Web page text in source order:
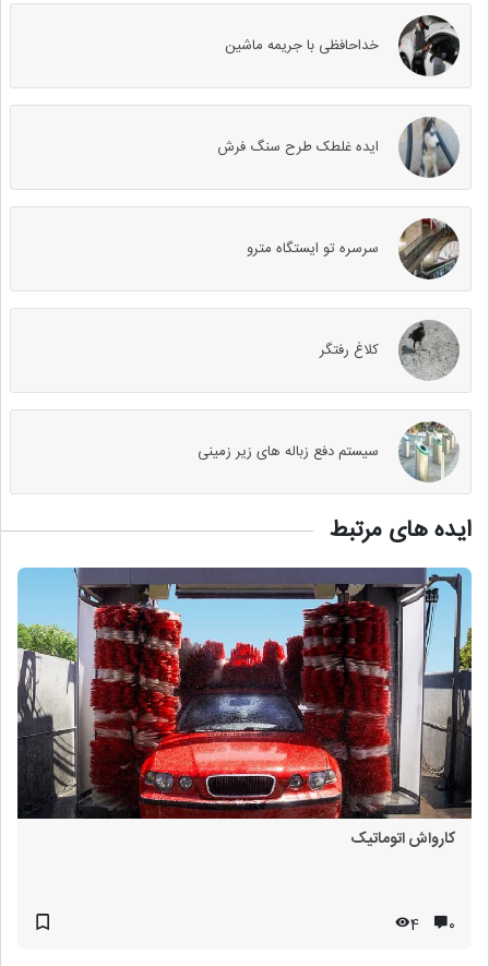
خداحافظی با جریمه ماشین
ایده غلطک طرح سنگ فرش
سرسره تو ایستگاه مترو
کلاغ رفتگر
سیستم دفع زباله های زیر زمینی
ایده های مرتبط
کارواش اتوماتیک
۰ 4